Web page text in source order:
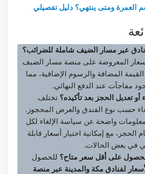
العمرة ومتى ينتهي؟ دليل تفصيلي
عبر مسار الضيف شاملة للضرائب؟
المعروضة على منصة مسار الضيف
المضافة والرسوم الإضافية، مما
مفاجآت عند الدفع النهائي.
أو تعديل الحجز بعد تأكيده؟ تختلف
حسب نوع الفندق والعرض المحجوز.
واضحة عن سياسة الإلغاء لكل
الحجز، مع إمكانية اختيار أسعار قابلة
في بعض الحالات.
على أقل سعر متاح؟ للحصول
لفنادق مكة والمدينة عبر منصة